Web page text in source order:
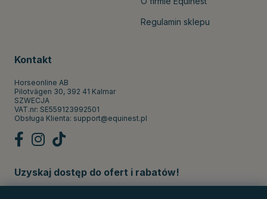
Regulamin sklepu
Kontakt
Horseonline AB
Pilotvägen 30, 392 41 Kalmar
SZWECJA
VAT.nr: SE559123992501
Obsługa Klienta: support@equinest.pl
Uzyskaj dostęp do ofert i rabatów!